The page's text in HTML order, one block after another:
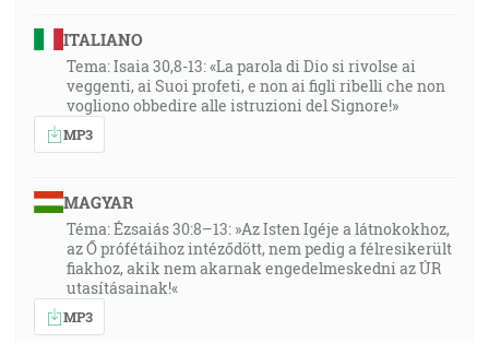
ITALIANO
Tema: Isaia 30,8-13: «La parola di Dio si rivolse ai
veggenti, ai Suoi profeti, e non ai figli ribelli che non
vogliono obbedire alle istruzioni del Signore!»
MP3
MAGYAR
Téma: Ézsaiás 30:8–13: »Az Isten Igéje a látnokokhoz,
az Ő prófétáihoz intéződött, nem pedig a félresikerült
fiakhoz, akik nem akarnak engedelmeskedni az ÚR
utasításainak!«
MP3